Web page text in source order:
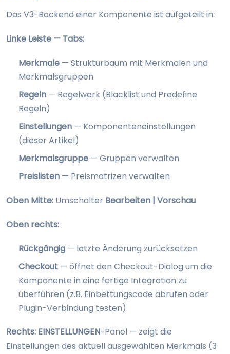
Das V3-Backend einer Komponente ist aufgeteilt in:
Linke Leiste — Tabs:
Merkmale — Strukturbaum mit Merkmalen und
Merkmalsgruppen
Regeln — Regelwerk (Blacklist und Predefine
Regeln)
Einstellungen — Komponenteneinstellungen
(dieser Artikel)
Merkmalsgruppe — Gruppen verwalten
Preislisten — Preismatrizen verwalten
Oben Mitte: Umschalter Bearbeiten | Vorschau
Oben rechts:
Rückgängig — letzte Änderung zurücksetzen
Checkout — öffnet den Checkout-Dialog um die
Komponente in eine fertige Integration zu
überführen (z.B. Einbettungscode abrufen oder
Plugin-Verbindung testen)
Rechts: EINSTELLUNGEN-Panel — zeigt die
Einstellungen des aktuell ausgewählten Merkmals (3